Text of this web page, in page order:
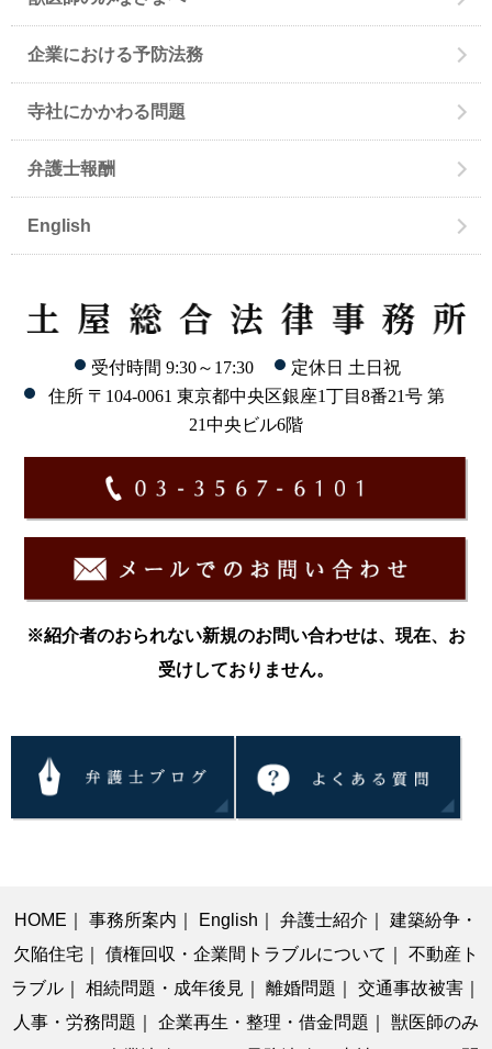
企業における予防法務
寺社にかかわる問題
弁護士報酬
English
受付時間 9:30～17:30
定休日 土日祝
住所 〒104-0061 東京都中央区銀座1丁目8番21号 第
21中央ビル6階
※紹介者のおられない新規のお問い合わせは、現在、お
受けしておりません。
HOME 事務所案内 English 弁護士紹介
建築紛争・
欠陥住宅
債権回収・企業間トラブルについて
不動産ト
ラブル
相続問題・成年後見 離婚問題 交通事故被害
人事・労務問題
企業再生・整理・借金問題
獣医師のみ